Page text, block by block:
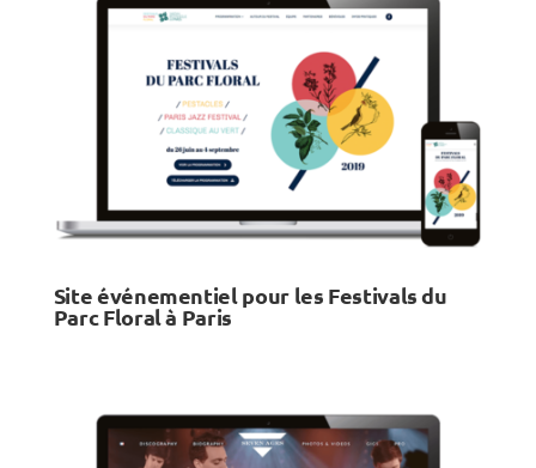
Site événementiel pour les Festivals du
Parc Floral à Paris